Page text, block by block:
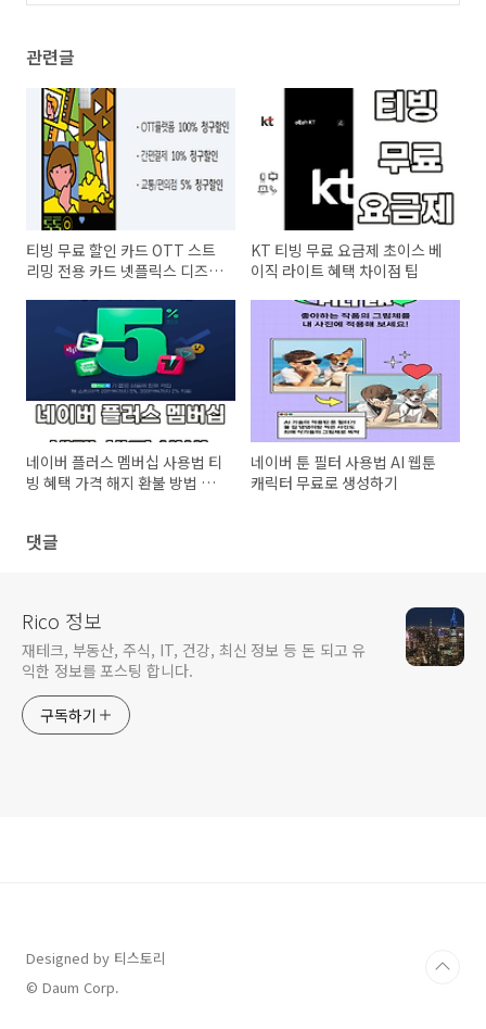
관련글
티빙 무료 할인 카드 OTT 스트
리밍 전용 카드 넷플릭스 디즈니
KT 티빙 무료 요금제 초이스 베
이직 라이트 혜택 차이점 팁
네이버 플러스 멤버십 사용법 티
빙 혜택 가격 해지 환불 방법 후
네이버 툰 필터 사용법 AI 웹툰
캐릭터 무료로 생성하기
댓글
Rico 정보
재테크, 부동산, 주식, IT, 건강, 최신 정보 등 돈 되고 유
익한 정보를 포스팅 합니다.
구독하기
Designed by 티스토리
© Daum Corp.